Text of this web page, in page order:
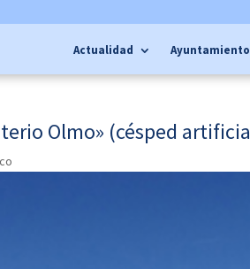
Actualidad
Ayuntamiento
Olmo» (césped